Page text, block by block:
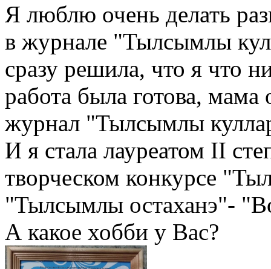
Я люблю очень делать
в журнале "Тылсымлы
сразу решила, что я что
работа была готова,
журнал "Тылсымлы
И я стала лауреатом II
творческом конкурсе
"Тылсымлы остаханэ"-
А какое хобби у Вас?